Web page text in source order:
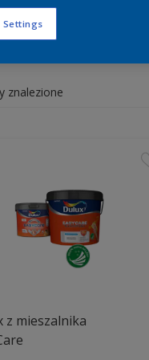
białe i
znalezione
z mieszalnika
Settings